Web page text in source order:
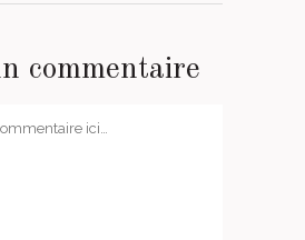
commentaire